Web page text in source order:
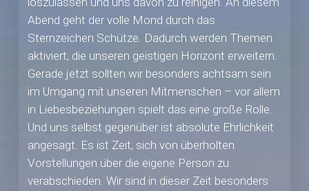
Abend geht der volle Mond durch das
Sternzeichen Schütze. Dadurch werden Themen
aktiviert, die unseren geistigen Horizont erweitern.
Gerade jetzt sollten wir besonders achtsam sein
im Umgang mit unseren Mitmenschen – vor allem
in Liebesbeziehungen spielt das eine große Rolle.
Und uns selbst gegenüber ist absolute Ehrlichkeit
angesagt. Es ist Zeit, sich von überholten
Vorstellungen über die eigene Person zu
verabschieden. Wir sind in dieser Zeit besonders